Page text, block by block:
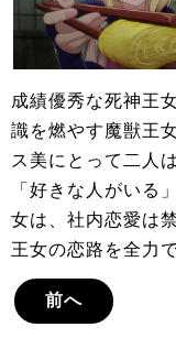
成績優秀な死神王
識を燃やす魔獣王
ス美にとって二人
「好きな人がいる
女は、社内恋愛は
王女の恋路を全力
前へ